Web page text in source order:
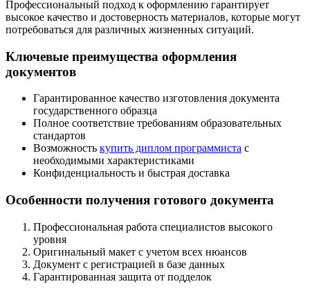
Профессиональный подход к оформлению гарантирует
высокое качество и достоверность материалов, которые могут
потребоваться для различных жизненных ситуаций.
Ключевые преимущества оформления
документов
Гарантированное качество изготовления документа
государственного образца
Полное соответствие требованиям образовательных
стандартов
Возможность купить диплом программиста с
необходимыми характеристиками
Конфиденциальность и быстрая доставка
Особенности получения готового документа
Профессиональная работа специалистов высокого
уровня
Оригинальный макет с учетом всех нюансов
Документ с регистрацией в базе данных
Гарантированная защита от подделок